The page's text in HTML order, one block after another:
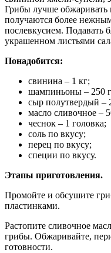
Грибы лучше обжаривать
получаются более
послевкусием.
украшенном листьями
Понадобится:
свинина – 1 кг;
шампиньоны – 250
сыр полутвердый –
масло сливочное –
чеснок – 1 головка;
соль по вкусу;
перец по вкусу;
специи по вкусу.
Этапы приготовления.
Промойте и обсушите
пластинками.
Растопите сливочное
грибы. Обжаривайте,
готовности.